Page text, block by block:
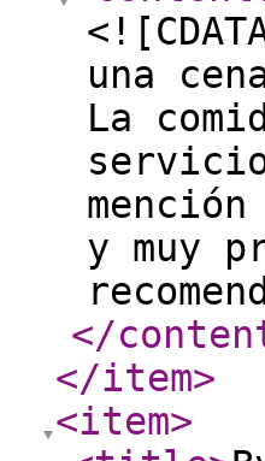
una
La
y muy
</
</item>
<item>